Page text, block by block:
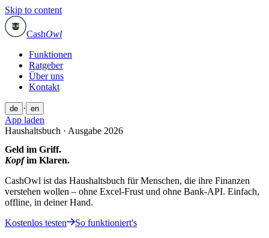
Skip to content
CashOwl
Funktionen
Ratgeber
Über uns
Kontakt
de · en
App laden
Haushaltsbuch · Ausgabe 2026
Geld im Griff.
Kopfim Klaren.
CashOwl ist das Haushaltsbuch für Menschen, die ihre Finanzen
verstehen wollen – ohne Excel-Frust und ohne Bank-API. Einfach,
offline, in deiner Hand.
Kostenlos testen
So funktioniert's